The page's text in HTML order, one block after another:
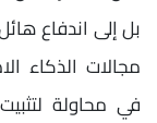
بل إلى اندفاع
مجالات الذكاء
في محاولة